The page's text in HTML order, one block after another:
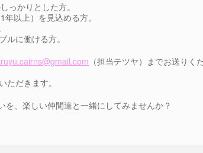
かりとした方。
以上）を見込める方。
に働ける方。
（担当テツヤ）までお送りく
だきます。
、楽しい仲間達と一緒にしてみませんか？